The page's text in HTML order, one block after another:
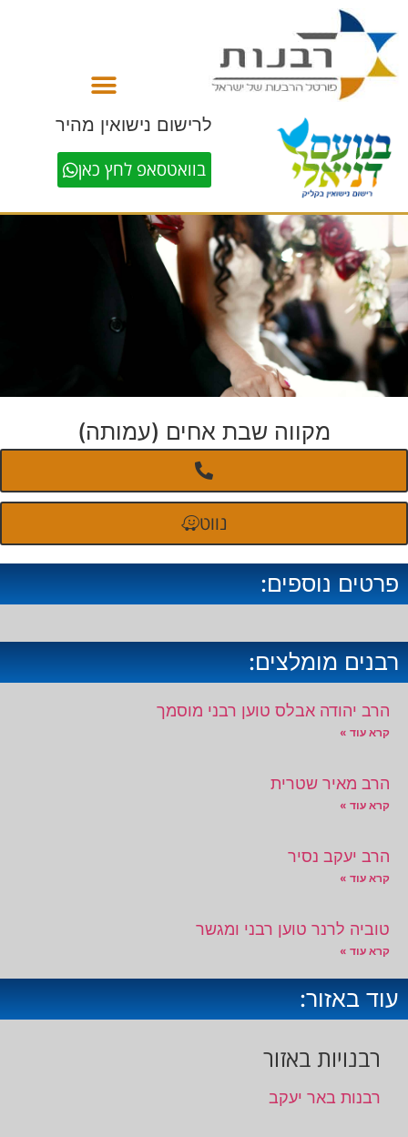
לרישום נישואין מהיר
בוואטסאפ לחץ כאן
מקווה שבת אחים (עמותה)
נווט
פרטים נוספים:
רבנים מומלצים:
הרב יהודה אבלס טוען רבני מוסמך
קרא עוד »
הרב מאיר שטרית
קרא עוד »
הרב יעקב נסיר
קרא עוד »
טוביה לרנר טוען רבני ומגשר
קרא עוד »
עוד באזור:
רבנויות באזור
רבנות באר יעקב